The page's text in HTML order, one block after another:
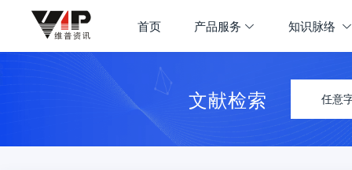
首页 产品服务 知识脉络
文献检索 任意